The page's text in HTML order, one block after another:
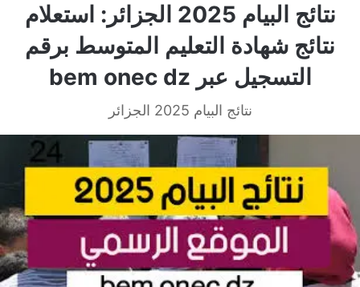
نتائج البيام 2025 الجزائر: استعلام
نتائج شهادة التعليم المتوسط برقم
التسجيل عبر bem onec dz
نتائج البيام 2025 الجزائر